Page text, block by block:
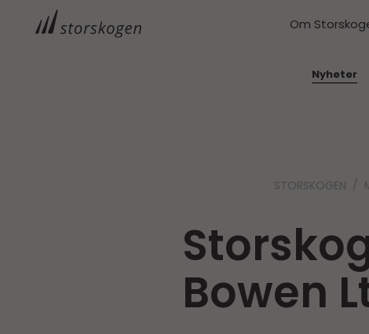
Om
Nyheter
STORSKOGEN
Bowen